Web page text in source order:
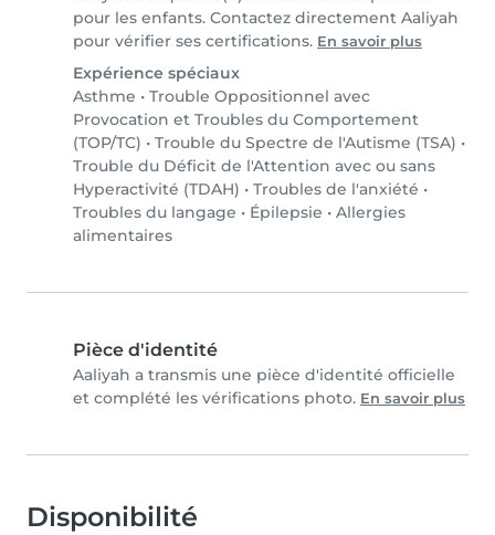
pour les enfants. Contactez directement Aaliyah
pour vérifier ses certifications. En savoir plus
Expérience spéciaux
Asthme • Trouble Oppositionnel avec
Provocation et Troubles du Comportement
(TOP/TC) • Trouble du Spectre de l'Autisme (TSA) •
Trouble du Déficit de l'Attention avec ou sans
Hyperactivité (TDAH) • Troubles de l'anxiété •
Troubles du langage • Épilepsie • Allergies
alimentaires
Pièce d'identité
Aaliyah a transmis une pièce d'identité officielle
et complété les vérifications photo. En savoir plus
Disponibilité